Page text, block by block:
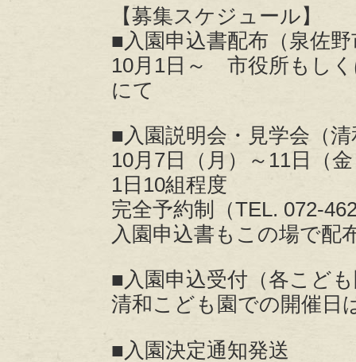
【募集スケジュール】
■入園申込書配布（泉佐
10月1日～ 市役所もし
にて
■入園説明会・見学会（
10月7日（月）～11日（
1日10組程度
完全予約制（TEL.
入園申込書もこの場で配
■入園申込受付（各こど
清和こども園での開催日
■入園決定通知発送